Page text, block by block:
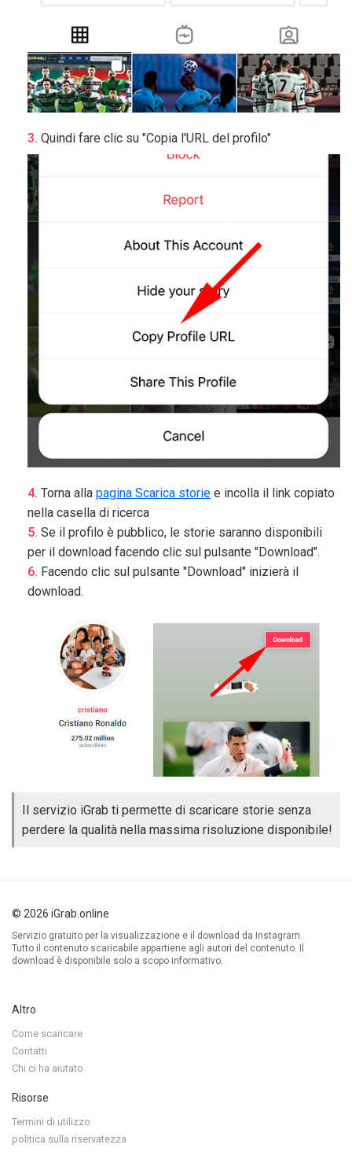
Quindi fare clic su "Copia l'URL del profilo"
Torna alla pagina Scarica storie e incolla il link copiato
nella casella di ricerca
Se il profilo è pubblico, le storie saranno disponibili
per il download facendo clic sul pulsante "Download".
Facendo clic sul pulsante "Download" inizierà il
download.
Il servizio iGrab ti permette di scaricare storie senza
perdere la qualità nella massima risoluzione disponibile!
© 2026 iGrab.online
Servizio gratuito per la visualizzazione e il download da Instagram.
Tutto il contenuto scaricabile appartiene agli autori del contenuto. Il
download è disponibile solo a scopo informativo.
Altro
Come scaricare
Contatti
Chi ci ha aiutato
Risorse
Termini di utilizzo
politica sulla riservatezza